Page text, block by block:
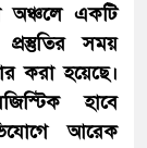
অঞ্চলে একটি
প্রস্তুতির সময়
করা হয়েছে।
হাবে
আরেক